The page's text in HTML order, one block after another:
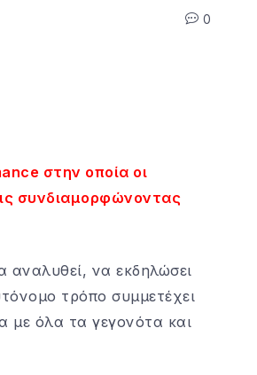
0
στην οποία οι
συνδιαμορφώνοντας
αναλυθεί, να εκδηλώσει
τρόπο συμμετέχει
με όλα τα γεγονότα και